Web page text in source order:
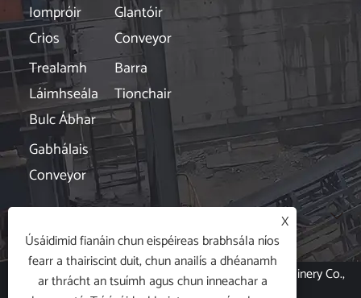
Iompróir
Crios
Glantóir
Conveyor
Trealamh
Láimhseála
Bulc Ábhar
Barra
Tionchair
Gabhálais
Conveyor

Cóipcheart © 2024 Hubei Xin Aneng Conveying Machinery Co.,
X
Úsáidimid fianáin chun eispéireas brabhsála níos
fearr a thairiscint duit, chun anailís a dhéanamh
ar thrácht an tsuímh agus chun inneachar a